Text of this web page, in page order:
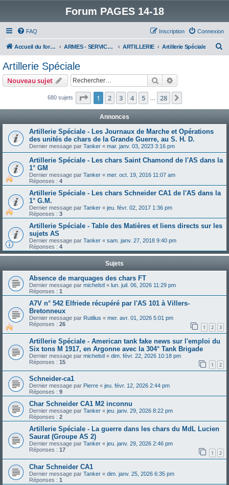
Forum PAGES 14-18
FAQ Connexion
Inscription
Accueil du forum ARMES - SERVICES - UNITES : historiques & discussions ARTILLERIE Artillerie Spéciale
Artillerie Spéciale
Nouveau sujet Rechercher
680 sujets Page 1sur28
1 2 3 4 5 28
Annonces
Artillerie Spéciale - Les Journaux de Marche et Opérations
des unités de chars de la Grande Guerre, au S. H. D.
Dernier message par Tanker « mar. janv. 03, 2023 3:16 pm
Artillerie Spéciale - Les chars Saint Chamond de l'AS dans la
1° GM
Dernier message par Tanker « mer. oct. 19, 2016 11:07 am
Réponses : 4
Artillerie Spéciale - Les chars Schneider CA1 de l'AS dans la
1° G.M.
Dernier message par Tanker « jeu. févr. 02, 2017 1:36 pm
Réponses : 3
Artillerie Spéciale - Table des Matières et liens directs sur les
sujets AS
Dernier message par Tanker « sam. janv. 27, 2018 9:40 pm
Réponses : 4
Sujets
Absence de marquages des chars FT
Dernier message par michelstl « lun. juil. 06, 2026 11:29 pm
Réponses : 1
A7V n° 542 Elfriede récupéré par l'AS 101 à Villers-
Bretonneux
Dernier message par Rutilius « mer. avr. 01, 2026 5:01 pm
Réponses : 26 1 2 3
Artillerie Spéciale - American tank fake news sur l'emploi du
Six tons M 1917, en Argonne avec la 304° Tank Brigade
Dernier message par michelstl « dim. févr. 22, 2026 10:18 pm
Réponses : 15 1 2
Schneider-ca1
Dernier message par Pierre « jeu. févr. 12, 2026 2:44 pm
Réponses : 9
Char Schneider CA1 M2 inconnu
Dernier message par Tanker « jeu. janv. 29, 2026 8:22 pm
Réponses : 2
Artillerie Spéciale - La guerre dans les chars du MdL Lucien
Saurat (Groupe AS 2)
Dernier message par Tanker « jeu. janv. 29, 2026 2:46 pm
Réponses : 17 1 2
Char Schneider CA1
Dernier message par Tanker « dim. janv. 25, 2026 6:35 pm
Réponses : 1